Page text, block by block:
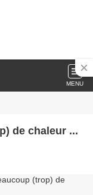
MENU
de chaleur ...